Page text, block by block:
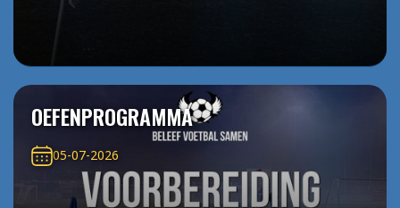
OEFENPROGRAMMA
05-07-2026